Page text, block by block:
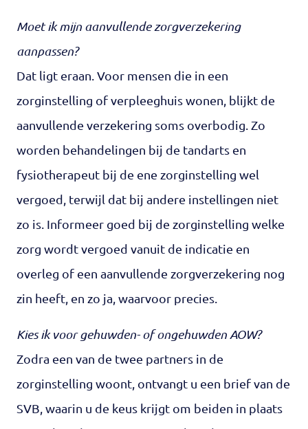
Moet ik mijn aanvullende zorgverzekering
aanpassen?
Dat ligt eraan. Voor mensen die in een
zorginstelling of verpleeghuis wonen, blijkt de
aanvullende verzekering soms overbodig. Zo
worden behandelingen bij de tandarts en
fysiotherapeut bij de ene zorginstelling wel
vergoed, terwijl dat bij andere instellingen niet
zo is. Informeer goed bij de zorginstelling welke
zorg wordt vergoed vanuit de indicatie en
overleg of een aanvullende zorgverzekering nog
zin heeft, en zo ja, waarvoor precies.
Kies ik voor gehuwden- of ongehuwden AOW?
Zodra een van de twee partners in de
zorginstelling woont, ontvangt u een brief van de
SVB, waarin u de keus krijgt om beiden in plaats